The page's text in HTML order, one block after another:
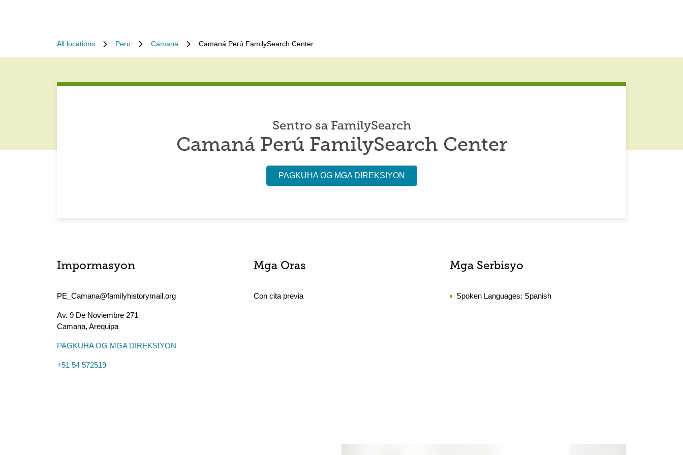
All locations Peru Camana Camaná Perú FamilySearch Center
Sentro sa FamilySearch
Camaná Perú FamilySearch Center
PAGKUHA OG MGA DIREKSIYON
Impormasyon
PE_Camana@familyhistorymail.org
Av. 9 De Noviembre 271
Camana, Arequipa
PAGKUHA OG MGA DIREKSIYON
+51 54 572519
Mga Oras
Con cita previa
Mga Serbisyo
Spoken Languages: Spanish